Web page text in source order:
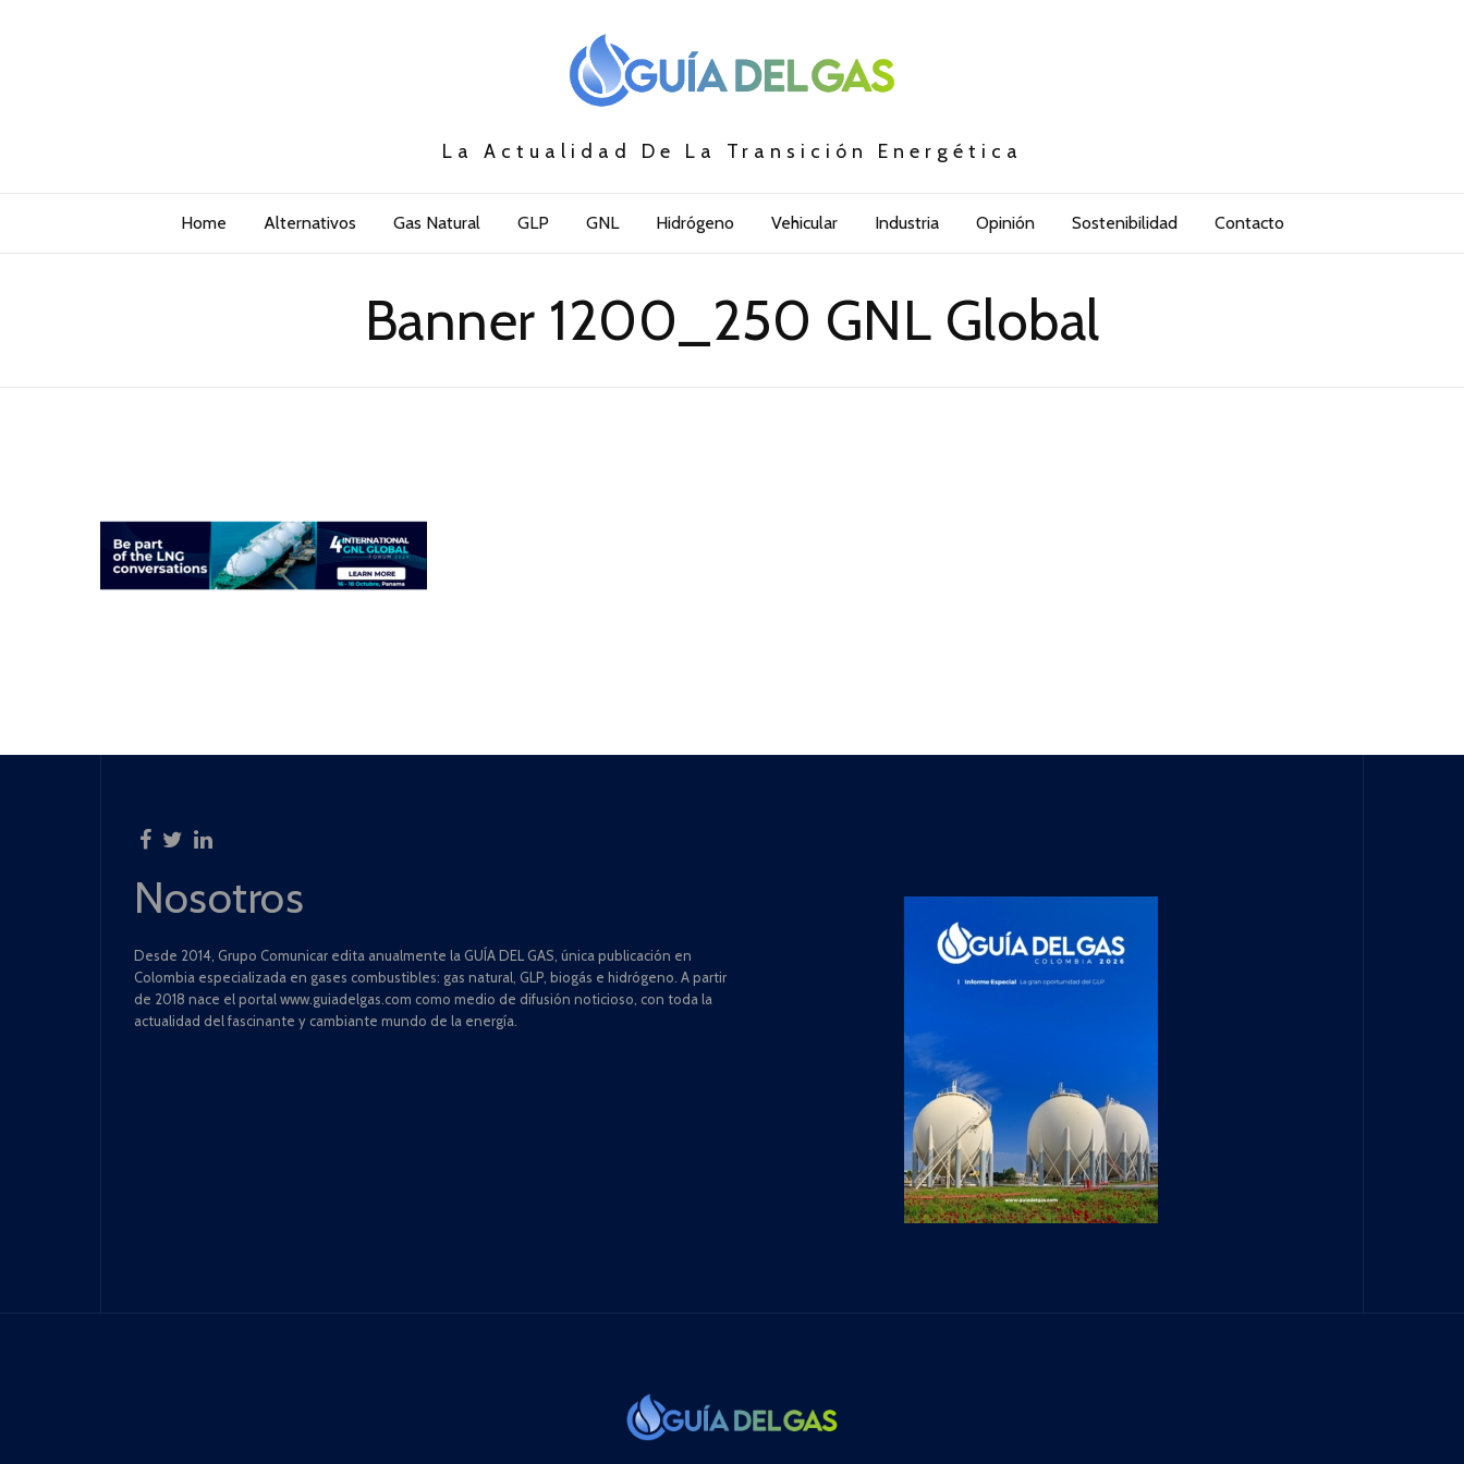
La Actualidad De La Transición Energética
Home Alternativos Gas Natural GLP GNL Hidrógeno Vehicular Industria Opinión Sostenibilidad Contacto
Banner 1200_250 GNL Global
Nosotros
Desde 2014, Grupo Comunicar edita anualmente la GUÍA DEL GAS, única publicación en
Colombia especializada en gases combustibles: gas natural, GLP, biogás e hidrógeno. A partir
de 2018 nace el portal www.guiadelgas.com como medio de difusión noticioso, con toda la
actualidad del fascinante y cambiante mundo de la energía.